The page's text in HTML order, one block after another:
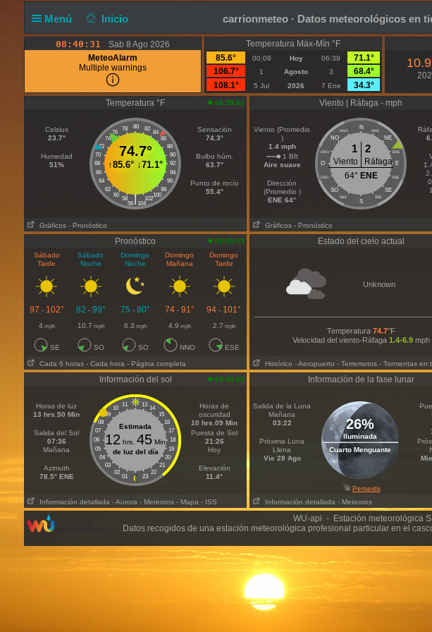
Menú Inicio carrionmeteo · Datos meteorológicos en
08:40:31
Sab 8 Ago 2026
MeteoAlarm
Multiple warnings
Temperatura Máx-Mín °F
85.6°
00:09 Hoy 06:39
71.1°
106.7°
1 Agosto 3
68.4°
108.1°
5 Jul 2026 7 Ene 34.3°
Temperatura °F 08:39:02
Celsius
23.7°
Humedad
51%
80
78 82
76
84
74
86
72
88
70
90
68
92
66
94
64
96
62
98
60
100
58 102
|
56 104
74.7°
↑85.6° ↓71.1°
Sensación
74.3°
Bulbo húm.
63.7°
Punto de rocío
55.4°
Gráficos - Pronóstico
Viento | Ráfaga - mph
Viento (Promedio
)
1.4 mph
1 Bft
Aire suave
Dirección
(Promedio )
ENE 64°
N
NNO NNE
NO NE
ONO ENE
O E
OSO ESE
SO SE
SSO SSE
S
1 2
Viento
Ráfaga
64° ENE
Gráficos - Pronóstico
Pronóstico
08:35:03
Sábado
Tarde
Sábado
Noche
Domingo
Noche
Domingo
Mañana
Domingo
Tarde
97 - 102° 82 - 99° 75 - 80° 74- 91° 94 - 101°
4 mph 10.7 mph 6.3 mph 4.9 mph 2.7 mph
SE SO SO NNO ESE
Cada 6 horas - Cada hora - Página completa
Estado del cielo actual
Unknown
Temperatura 74.7°F
Velocidad del viento-Ráfaga 1.4-6.9mph
Histórico - Aeropuerto - Terremotos - Tormentas en
Información del sol 08:40:23
Horas de luz
13 hrs.50 Min
Salida del Sol
07:36
Mañana
Azimuth
78.5° ENE
11 13
10
14
09
15
08
16
07
17
06
18
05
19
04
20
03
21
02
22
01 23
Estimada
12 hrs. 45 Min
de luz del día
Horas de
oscuridad
10 hrs.09 Min
Puesta de Sol
21:26
Hoy
Elevación
11.4°
Información detallada - Aurora - Meteoros - Mapa - ISS
Información de la fase lunar
Salida de la Luna
Mañana
03:22
Próxima Luna
Llena
Vie 28 Ago
26%
Iluminada
Cuarto Menguante
Perseids
Información detallada - Meteoros
WU-api - Estación meteorológica
Datos recogidos de una estación meteorológica profesional particular en el